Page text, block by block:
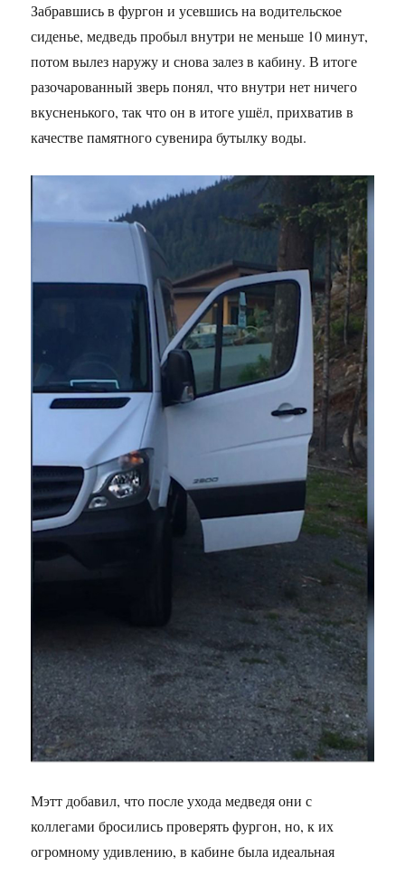
Забравшись в фургон и усевшись на водительское
сиденье, медведь пробыл внутри не меньше 10 минут,
потом вылез наружу и снова залез в кабину. В итоге
разочарованный зверь понял, что внутри нет ничего
вкусненького, так что он в итоге ушёл, прихватив в
качестве памятного сувенира бутылку воды.
Мэтт добавил, что после ухода медведя они с
коллегами бросились проверять фургон, но, к их
огромному удивлению, в кабине была идеальная